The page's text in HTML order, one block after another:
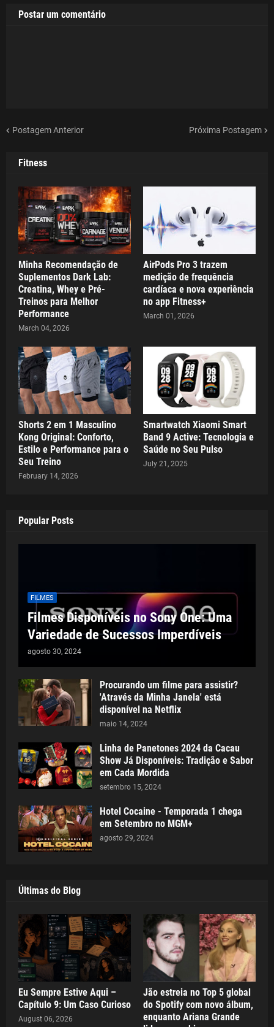
Postar um comentário
Postagem Anterior Próxima Postagem
Fitness
Minha Recomendação de
Suplementos Dark Lab:
Creatina, Whey e Pré-
Treinos para Melhor
Performance
March 04, 2026
AirPods Pro 3 trazem
medição de frequência
cardíaca e nova experiência
no app Fitness+
March 01, 2026
Shorts 2 em 1 Masculino
Kong Original: Conforto,
Estilo e Performance para o
Seu Treino
February 14, 2026
Smartwatch Xiaomi Smart
Band 9 Active: Tecnologia e
Saúde no Seu Pulso
July 21, 2025
Popular Posts
FILMES
Filmes Disponíveis no Sony One: Uma
Variedade de Sucessos Imperdíveis
agosto 30, 2024
Procurando um filme para assistir?
'Através da Minha Janela' está
disponível na Netflix
maio 14, 2024
Linha de Panetones 2024 da Cacau
Show Já Disponíveis: Tradição e Sabor
em Cada Mordida
setembro 15, 2024
Hotel Cocaine - Temporada 1 chega
em Setembro no MGM+
agosto 29, 2024
Últimas do Blog
Eu Sempre Estive Aqui –
Capítulo 9: Um Caso Curioso
August 06, 2026
Jão estreia no Top 5 global
do Spotify com novo álbum,
enquanto Ariana Grande